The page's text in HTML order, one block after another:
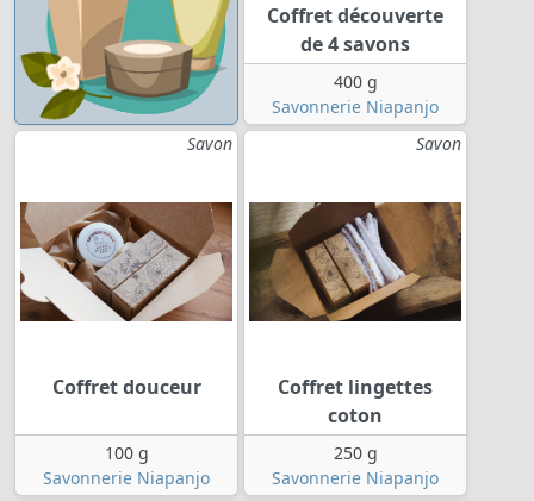
Coffret découverte
de 4 savons
400 g
Savonnerie Niapanjo
Savon
Coffret douceur
100 g
Savonnerie Niapanjo
Savon
Coffret lingettes
coton
250 g
Savonnerie Niapanjo